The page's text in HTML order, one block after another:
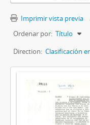
Imprimir vista previa
Ordenar por: Título
Direction: Clasificación